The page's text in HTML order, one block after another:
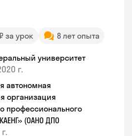
за урок 8 лет опыта
университет
г.
автономная
организация
профессионального
(ОАНО ДПО